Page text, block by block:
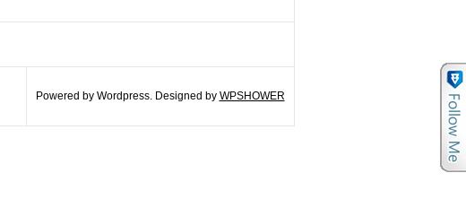
Powered by Wordpress. Designed by WPSHOWER